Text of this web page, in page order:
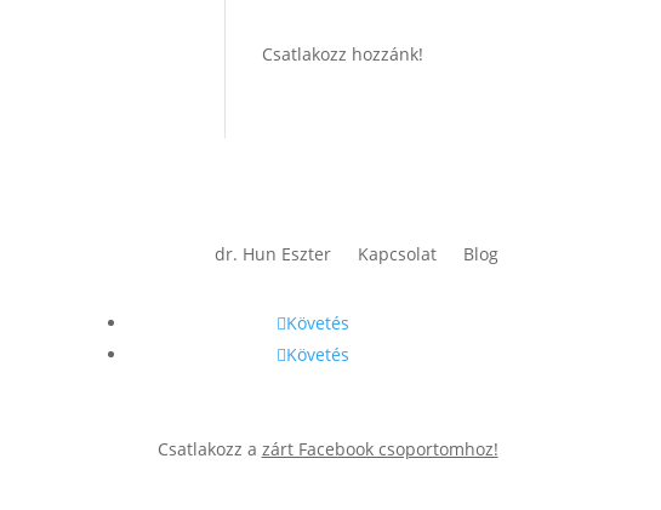
Csatlakozz hozzánk!
dr. Hun Eszter Kapcsolat Blog
Követés
Követés
Csatlakozz a zárt Facebook csoportomhoz!